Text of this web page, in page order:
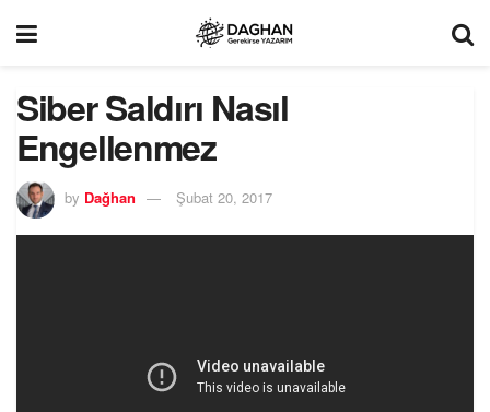
Siber Saldırı Nasıl
Engellenmez
by Dağhan Şubat 20, 2017